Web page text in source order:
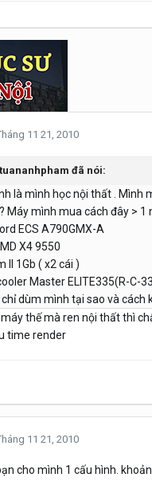
11 21, 2010
đã nói:
là mình học nội thất . Mình
Máy mình mua cách đây > 1
ECS A790GMX-A
X4 9550
II 1Gb ( x2 cái )
Master ELITE335(R-C-
dùm mình tại sao và cách
thế mà ren nội thất thì
time render
11 21, 2010
cho mình 1 cấu hình.